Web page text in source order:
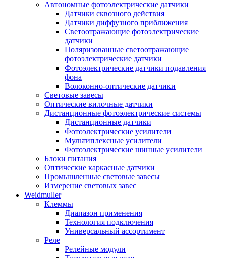
Автономные фотоэлектрические датчики
Датчики сквозного действия
Датчики диффузного приближения
Светоотражающие фотоэлектрические
датчики
Поляризованные светоотражающие
фотоэлектрические датчики
Фотоэлектрические датчики подавления
фона
Волоконно-оптические датчики
Световые завесы
Оптические вилочные датчики
Дистанционные фотоэлектрические системы
Дистанционные датчики
Фотоэлектрические усилители
Мультиплексные усилители
Фотоэлектрические шинные усилители
Блоки питания
Оптические каркасные датчики
Промышленные световые завесы
Измерение световых завес
Weidmuller
Клеммы
Диапазон применения
Технология подключения
Универсальный ассортимент
Реле
Релейные модули